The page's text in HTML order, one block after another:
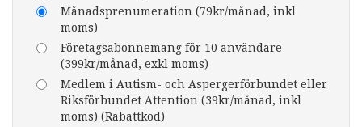
Månadsprenumeration (79kr/månad, inkl
moms)
Företagsabonnemang för 10 användare
(399kr/månad, exkl moms)
Medlem i Autism- och Aspergerförbundet eller
Riksförbundet Attention (39kr/månad, inkl
moms) (Rabattkod)